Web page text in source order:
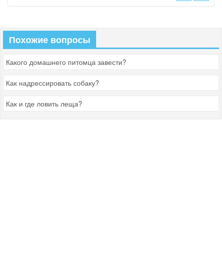
Похожие вопросы
Какого домашнего питомца завести?
Как надрессировать собаку?
Как и где ловить леща?